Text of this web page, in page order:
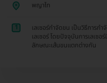
พญาไท
1
เลเซอร์กำจัดขน เป็นวิธีการก
เลเซอร์ โดยปัจจุบันการเลเซ
ลักษณะเส้นขนแตกต่างกัน